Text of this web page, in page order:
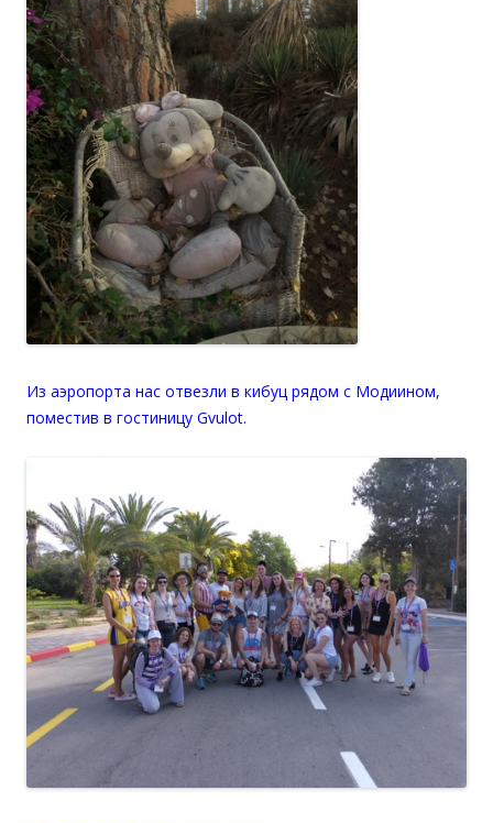
Из аэропорта нас отвезли в кибуц рядом с Модиином,
поместив в гостиницу Gvulot.